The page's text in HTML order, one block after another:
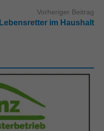
Vorheriger Beitrag
Lebensretter im Haushalt